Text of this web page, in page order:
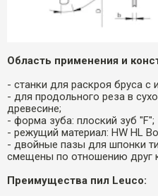
Область применения и
- станки для раскроя бруса с
- для продольного реза в
древесине;
- форма зуба: плоский зуб "F";
- режущий материал: HW HL
- двойные пазы для шпонки
смещены по отношению друг
Преимущества пил Leuco: